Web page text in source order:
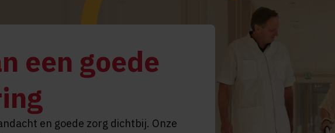
een goede
en goede zorg dichtbij. Onze